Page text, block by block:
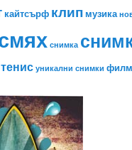
кайтсърф клип музика
снимка
тенис уникални снимки филм